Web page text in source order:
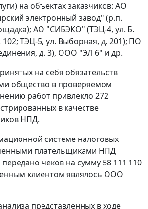
на объектах заказчиков: АО
электронный завод" (р.п.
АО "СИБЭКО" (ТЭЦ-4, ул. Б.
ТЭЦ-5, ул. Выборная, д. 201); ПО
д. 3), ООО "ЭЛ 6" и др.
на себя обязательств
общество в проверяемом
работ привлекло 272
в качестве
НПД.
системе налоговых
плательщиками НПД
чеков на сумму 58 111 110
клиентом являлось ООО
представленных в ходе